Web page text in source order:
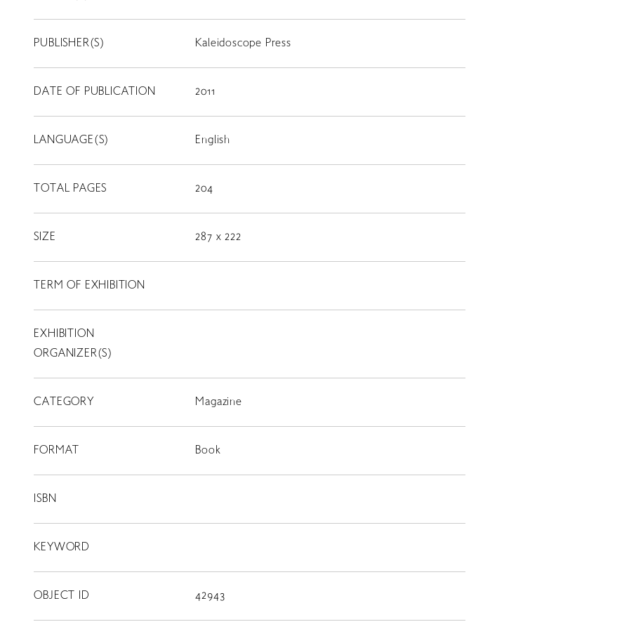
LIBRARY
RETRACE
動画
PUBLISHER(S) Kaleidoscope Press
DATE OF PUBLICATION 2011
LANGUAGE(S) English
TOTAL PAGES 204
SIZE 287 x 222
TERM OF EXHIBITION
EXHIBITION
ORGANIZER(S)
CATEGORY Magazine
FORMAT Book
ISBN
KEYWORD
OBJECT ID 42943